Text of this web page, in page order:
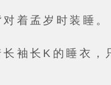
孟岁时装睡。
长K的睡衣，